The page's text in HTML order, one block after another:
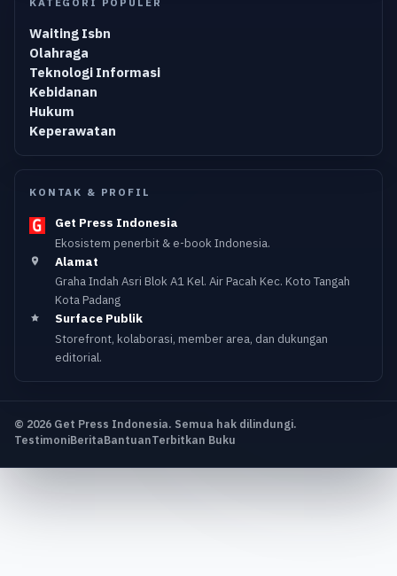
Waiting Isbn
Olahraga
Teknologi Informasi
Kebidanan
Hukum
Keperawatan
KONTAK & PROFIL
Get Press Indonesia
Ekosistem penerbit & e-book Indonesia.
Alamat
Graha Indah Asri Blok A1 Kel. Air Pacah Kec. Koto Tangah
Kota Padang
Surface Publik
Storefront, kolaborasi, member area, dan dukungan
editorial.
© 2026 Get Press Indonesia. Semua hak dilindungi.
TestimoniBeritaBantuanTerbitkan Buku